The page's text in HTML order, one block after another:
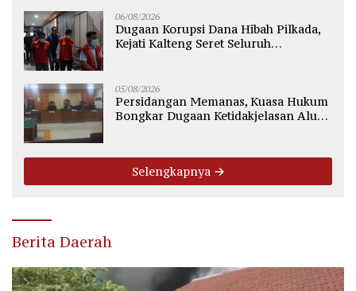
06/08/2026
Dugaan Korupsi Dana Hibah Pilkada,
Kejati Kalteng Seret Seluruh
05/08/2026
Persidangan Memanas, Kuasa Hukum
Bongkar Dugaan Ketidakjelasan Alur
Selengkapnya
Berita Daerah